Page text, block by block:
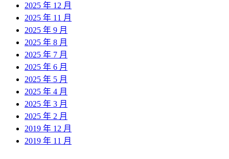
2025 年 12 月
2025 年 11 月
2025 年 9 月
2025 年 8 月
2025 年 7 月
2025 年 6 月
2025 年 5 月
2025 年 4 月
2025 年 3 月
2025 年 2 月
2019 年 12 月
2019 年 11 月